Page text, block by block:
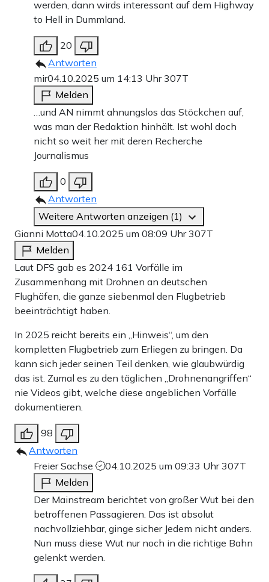
werden, dann wirds interessant auf dem Highway
to Hell in Dummland.
20
Antworten
mir04.10.2025 um 14:13 Uhr307T
Melden
…und AN nimmt ahnungslos das Stöckchen auf,
was man der Redaktion hinhält. Ist wohl doch
nicht so weit her mit deren Recherche
Journalismus
0
Antworten
Weitere Antworten anzeigen (1)
Gianni Motta04.10.2025 um 08:09 Uhr307T
Melden
Laut DFS gab es 2024 161 Vorfälle im
Zusammenhang mit Drohnen an deutschen
Flughäfen, die ganze siebenmal den Flugbetrieb
beeinträchtigt haben.
In 2025 reicht bereits ein „Hinweis“, um den
kompletten Flugbetrieb zum Erliegen zu bringen. Da
kann sich jeder seinen Teil denken, wie glaubwürdig
das ist. Zumal es zu den täglichen „Drohnenangriffen“
nie Videos gibt, welche diese angeblichen Vorfälle
dokumentieren.
98
Antworten
Freier Sachse
04.10.2025 um 09:33 Uhr307T
Melden
Der Mainstream berichtet von großer Wut bei den
betroffenen Passagieren. Das ist absolut
nachvollziehbar, ginge sicher Jedem nicht anders.
Nun muss diese Wut nur noch in die richtige Bahn
gelenkt werden.